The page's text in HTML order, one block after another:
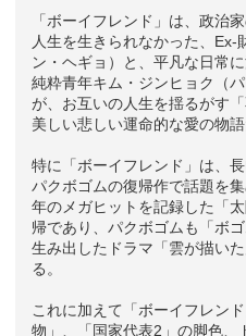
「ボーイフレンド」は、政治
人生を生きられなかった、Ex-
ン・ヘギョ）と、平凡な日常
純粋青年キム・ジンヒョク（
が、お互いの人生を揺るがす
美しい悲しい運命的な愛の物語
特に「ボーイフレンド」は、
パクボゴムの復帰作で話題を
年のメガヒットを記録した「
帰であり、パクボゴムも「ボ
生み出したドラマ「雲が描い
る。
これに加えて「ボーイフレン
物」、「国家代表2」の脚色、